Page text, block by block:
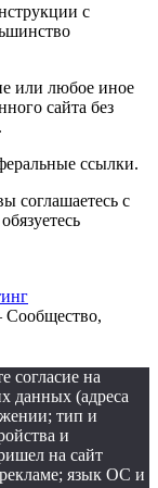
с
или любое иное
сайта без
ссылки.
соглашаетесь с
согласие на
данных (адреса
тип и
и
на сайт
рекламе; язык ОС и